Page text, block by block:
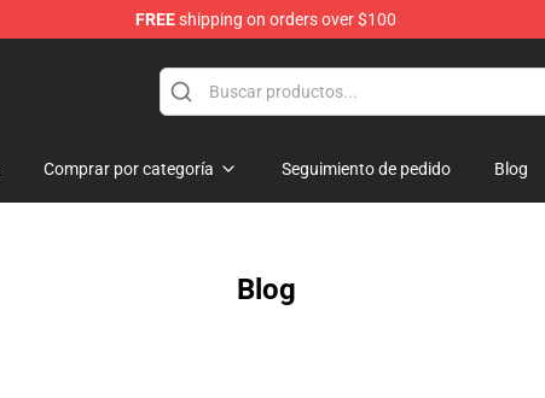
FREEshipping on orders over $100
Comprar por categoría Seguimiento de pedido Blog
Blog